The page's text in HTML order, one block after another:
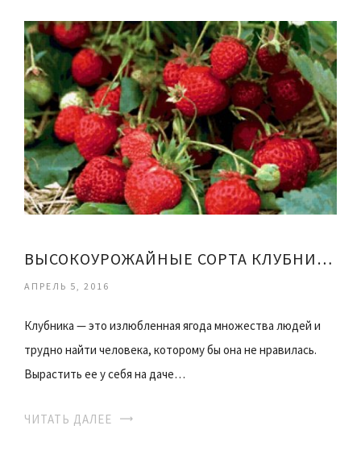
ВЫСОКОУРОЖАЙНЫЕ СОРТА КЛУБНИКИ
АПРЕЛЬ 5, 2016
Клубника — это излюбленная ягода множества людей и
трудно найти человека, которому бы она не нравилась.
Вырастить ее у себя на даче…
ЧИТАТЬ ДАЛЕЕ